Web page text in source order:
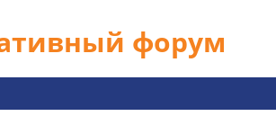
форум